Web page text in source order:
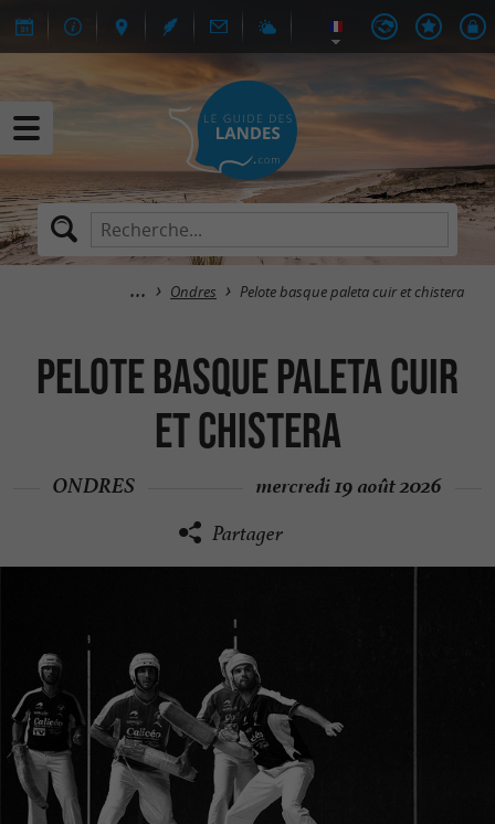
Ondres Pelote basque paleta cuir et chistera
Pelote basque paleta cuir
et chistera
ONDRES mercredi 19 août 2026
Partager